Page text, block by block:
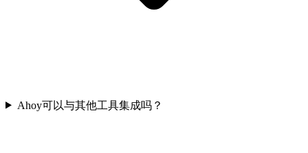
Ahoy可以与其他工具集成吗？